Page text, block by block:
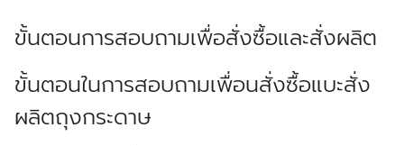
ขั้นตอนการสอบถามเพื่อสั่งซื้อและสั่งผลิต
ขั้นตอนในการสอบถามเพื่อนสั่งซื้อแบะสั่ง
ผลิตถุงกระดาษ